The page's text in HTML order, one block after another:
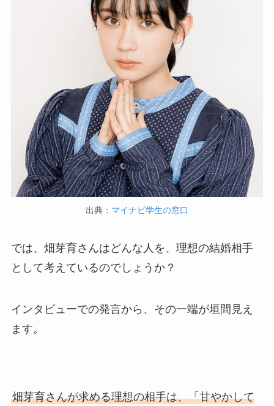
出典： マイナビ学生の窓口
では、畑芽育さんはどんな人を、理想の結婚相手
として考えているのでしょうか？
インタビューでの発言から、その一端が垣間見え
ます。
畑芽育さんが求める理想の相手は、「甘やかして